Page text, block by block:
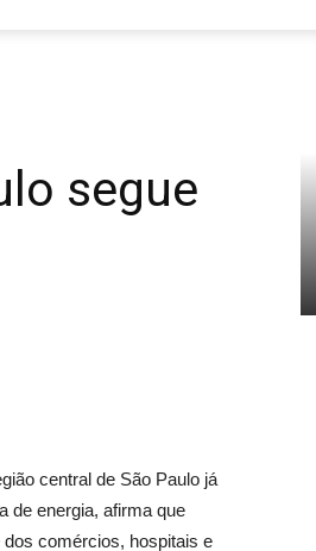
segue
central de São Paulo já
de energia, afirma que
comércios, hospitais e